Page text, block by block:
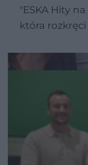
"ESKA Hity
która